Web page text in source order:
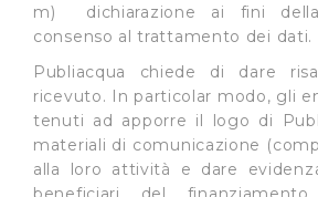
Cliccando su "Accetta tutti", l'Utente
sopra indicate.
Cliccando su "Personalizza"
direttamente le proprie preferenze
singoli cookie desiderati e le terze
m) dichiarazione ai fini
consenso al trattamento dei dati.
Publiacqua chiede di dare
ricevuto. In particolar modo, gli
tenuti ad apporre il logo di
materiali di comunicazione
alla loro attività e dare